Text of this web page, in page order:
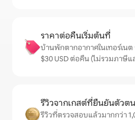
ราคาต่อคืนเริ่มต้นที่
บ้านพักตากอากาศในเทอร์เนต
$30 USD ต่อคืน (ไม่รวมภาษีแ
รีวิวจากเกสต์ที่ยืนยันตัวต
รีวิวที่ตรวจสอบแล้วมากกว่า